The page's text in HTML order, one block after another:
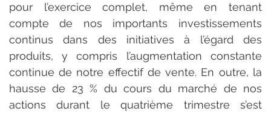
pour l’exercice complet, même en tenant
compte de nos importants investissements
continus dans des initiatives à l’égard des
produits, y compris l’augmentation constante
continue de notre effectif de vente. En outre, la
hausse de 23 % du cours du marché de nos
actions durant le quatrième trimestre s’est